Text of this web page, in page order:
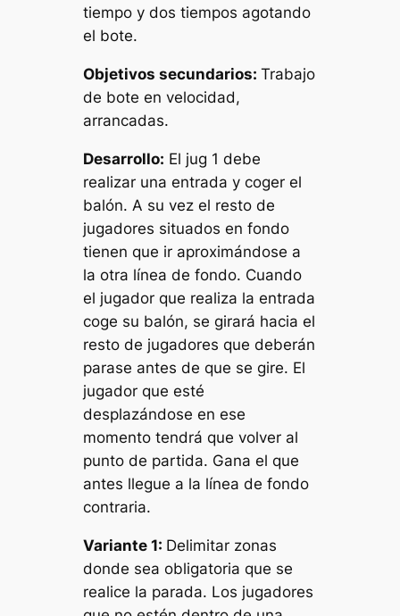
tiempo y dos tiempos agotando
el bote.
Objetivos secundarios:Trabajo
de bote en velocidad,
arrancadas.
Desarrollo: El jug 1 debe
realizar una entrada y coger el
balón. A su vez el resto de
jugadores situados en fondo
tienen que ir aproximándose a
la otra línea de fondo. Cuando
el jugador que realiza la entrada
coge su balón, se girará hacia el
resto de jugadores que deberán
parase antes de que se gire. El
jugador que esté
desplazándose en ese
momento tendrá que volver al
punto de partida. Gana el que
antes llegue a la línea de fondo
contraria.
Variante 1: Delimitar zonas
donde sea obligatoria que se
realice la parada. Los jugadores